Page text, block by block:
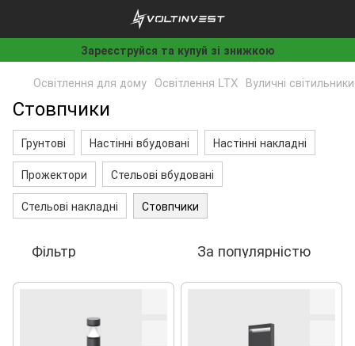
Зареєструйся та купуй зі знижкою
Освітлення для дому Освітлення LTX Вуличні
Стовпчики
Грунтові Настінні вбудовані
Настінні накладні
Прожектори
Стельові вбудовані
Стельові накладні
Стовпчики
Фільтр За популярністю